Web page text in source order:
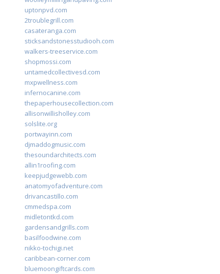
uptonpvd.com
2troublegrill.com
casateranga.com
sticksandstonesstudiooh.com
walkers-treeservice.com
shopmossi.com
untamedcollectivesd.com
mxpwellness.com
infernocanine.com
thepaperhousecollection.com
allisonwillisholley.com
solslite.org
portwayinn.com
djmaddogmusic.com
thesoundarchitects.com
allin1roofing.com
keepjudgewebb.com
anatomyofadventure.com
drivancastillo.com
cmmedspa.com
midletontkd.com
gardensandgrills.com
basilfoodwine.com
nikko-tochigi.net
caribbean-corner.com
bluemoongiftcards.com